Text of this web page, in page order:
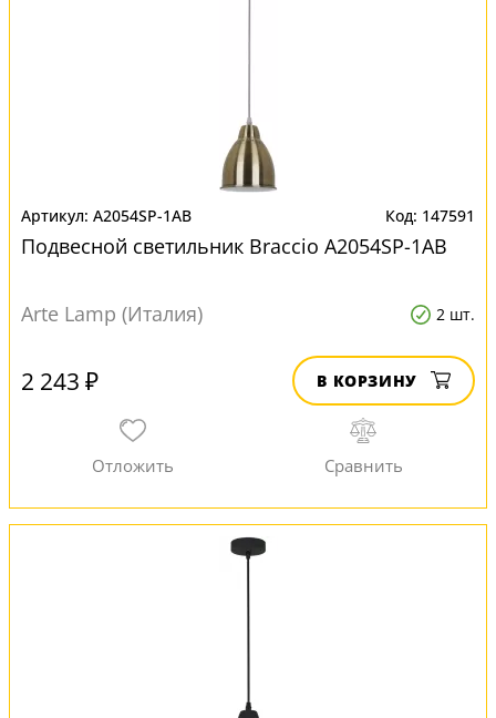
A2054SP-1AB 147591
Подвесной светильник Braccio A2054SP-1AB
Arte Lamp (Италия) 2 шт.
2 243 ₽ В КОРЗИНУ